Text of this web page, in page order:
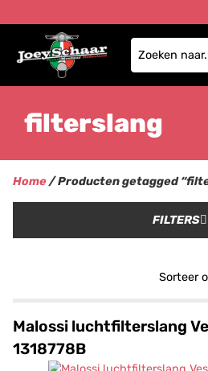
filterslang
Home/ Producten getagged
FILTERS
Sorteer
Malossi luchtfilterslang
1318778B